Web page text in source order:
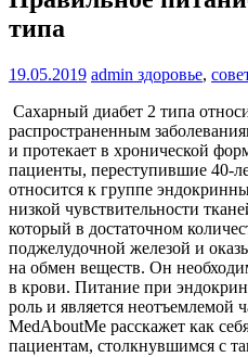
типа
19.05.2019 admin здоровье,
Сахарный диабет 2 типа
распространенным
и протекает в хронической
пациенты, переступившие 40-
относится к группе
низкой чувствительности
который в достаточном
поджелудочной железой и
на обмен веществ. Он
в крови. Питание при
роль и является неотъемлемой
MedAboutMe расскажет как
пациентам, столкнувшимся с